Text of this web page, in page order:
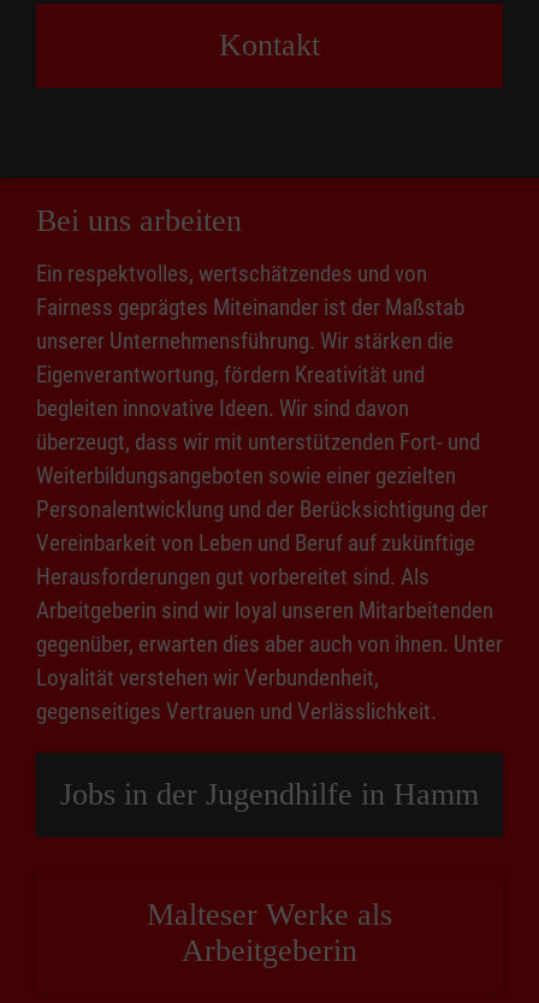
Kontakt
Bei uns arbeiten
Ein respektvolles, wertschätzendes und von
Fairness geprägtes Miteinander ist der Maßstab
unserer Unternehmensführung. Wir stärken die
Eigenverantwortung, fördern Kreativität und
begleiten innovative Ideen. Wir sind davon
überzeugt, dass wir mit unterstützenden Fort- und
Weiterbildungsangeboten sowie einer gezielten
Personalentwicklung und der Berücksichtigung der
Vereinbarkeit von Leben und Beruf auf zukünftige
Herausforderungen gut vorbereitet sind. Als
Arbeitgeberin sind wir loyal unseren Mitarbeitenden
gegenüber, erwarten dies aber auch von ihnen. Unter
Loyalität verstehen wir Verbundenheit,
gegenseitiges Vertrauen und Verlässlichkeit.
Jobs in der Jugendhilfe in Hamm
Malteser Werke als
Arbeitgeberin